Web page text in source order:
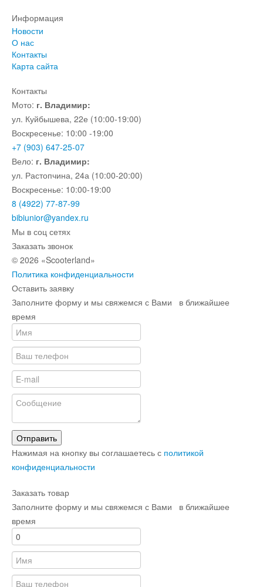
Информация
Новости
О нас
Контакты
Карта сайта
Контакты
Мото: г. Владимир:
ул. Куйбышева, 22е (10:00-19:00)
Воскресенье: 10:00 -19:00
+7 (903) 647-25-07
Вело: г. Владимир:
ул. Растопчина, 24а (10:00-20:00)
Воскресенье: 10:00-19:00
8 (4922) 77-87-99
bibiunior@yandex.ru
Мы в соц сетях
Заказать звонок
© 2026 «Scooterland»
Политика конфиденциальности
Оставить заявку
Заполните форму и мы свяжемся с Вами в ближайшее
время
Отправить
Нажимая на кнопку вы соглашаетесь с политикой
конфиденциальности
Заказать товар
Заполните форму и мы свяжемся с Вами в ближайшее
время